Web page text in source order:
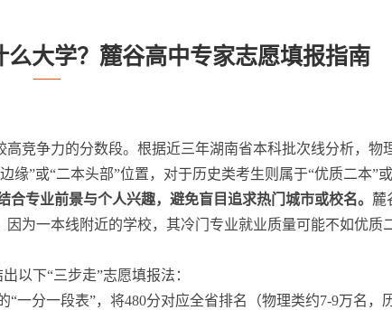
么大学？麓谷高中专家志愿填报指南
竞争力的分数段。根据近三年湖南省本科批次线分析，物
”或“二本头部”位置，对于历史类考生则属于“优质二本”
专业前景与个人兴趣，避免盲目追求热门城市或校名。 麓
为一本线附近的学校，其冷门专业就业质量可能不如优质
以下“三步走”志愿填报法：
一分一段表”，将480分对应全省排名（物理类约7-9万名，